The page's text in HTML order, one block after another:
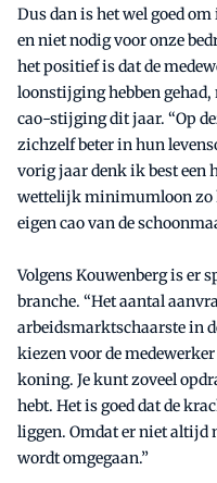
Dus dan is het wel goed
en niet nodig voor onze
het positief is dat de
loonstijging hebben
cao-stijging dit jaar. “Op
zichzelf beter in hun
vorig jaar denk ik best een
wettelijk minimumloon zo
eigen cao van de
Volgens Kouwenberg is er
branche. “Het aantal
arbeidsmarktschaarste in
kiezen voor de
koning. Je kunt zoveel
hebt. Het is goed dat de
liggen. Omdat er niet altijd
wordt omgegaan.”